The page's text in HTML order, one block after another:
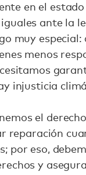
en el
ante la
muy especial:
menos
injusticia
el
reparación
por eso,
y